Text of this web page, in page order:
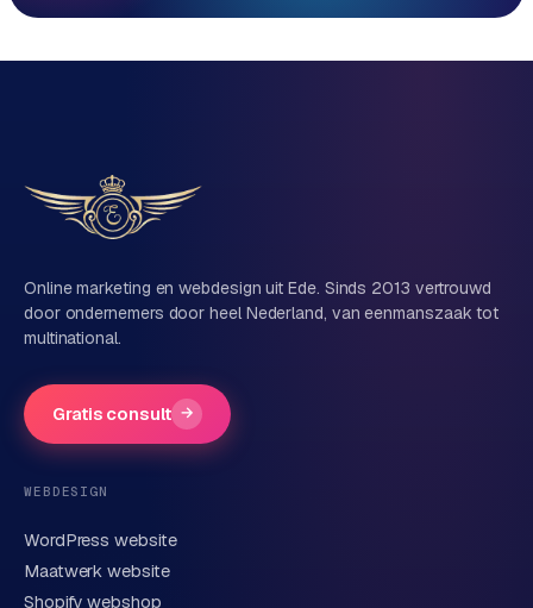
Direct persoonlijk contact, geen ticketsysteem
Vertel ons over je project
Naam
Bedrijfsnaam
Telefoonnummer(optioneel)
Online marketing en webdesign uit Ede. Sinds 2013 vertrouwd
door ondernemers door heel Nederland, van eenmanszaak tot
multinational.
Gratis consult →
WEBDESIGN
WordPress website
Maatwerk website
Shopify webshop